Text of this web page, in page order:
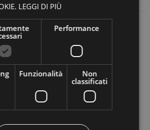
LEGGI DI PIÙ
Performance
Funzionalità
Non
classificati